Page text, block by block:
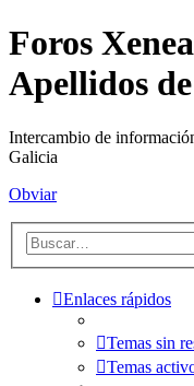
Foros
Apellidos
Intercambio de
Galicia
Obviar
Enlaces rápidos
Temas sin
Temas